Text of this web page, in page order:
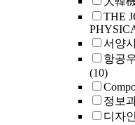
THE
서양
항공
(10)
정보
디자